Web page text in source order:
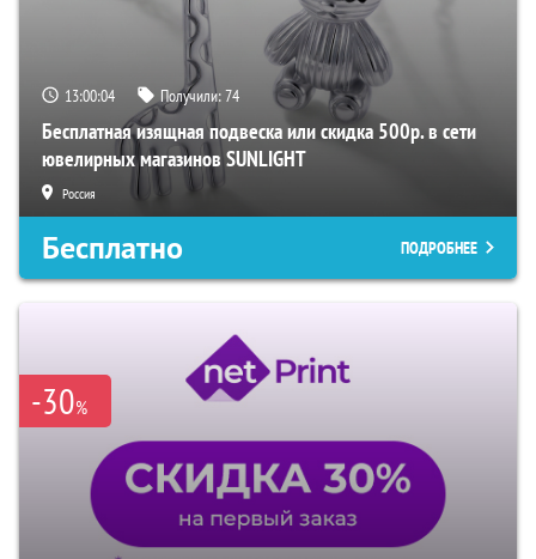
13:00:02 Получили:74
Бесплатная изящная подвеска или скидка 500р. в сети
ювелирных магазинов SUNLIGHT
Россия
Бесплатно ПОДРОБНЕЕ
-30%